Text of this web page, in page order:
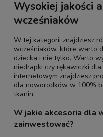
Wysokiej jakości
wcześniaków
W tej kategorii znajdziesz
wcześniaków, które warto
dziecka i nie tylko. Warto
niedrapki czy rękawiczki
internetowym znajdziesz
dla noworodków w 100%
tkanin.
W jakie akcesoria dla
zainwestować?